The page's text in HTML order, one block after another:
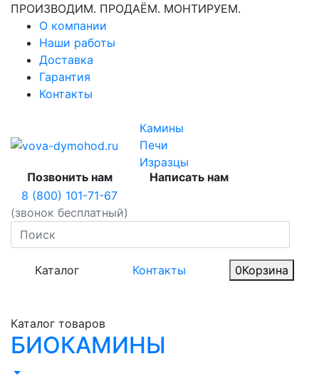
ПРОИЗВОДИМ. ПРОДАЁМ. МОНТИРУЕМ.
О компании
Наши работы
Доставка
Гарантия
Контакты
Камины
Печи
Изразцы
Позвонить нам
8 (800) 101-71-67
(звонок бесплатный)
Написать нам
Каталог Контакты 0Корзина
Каталог товаров
БИОКАМИНЫ